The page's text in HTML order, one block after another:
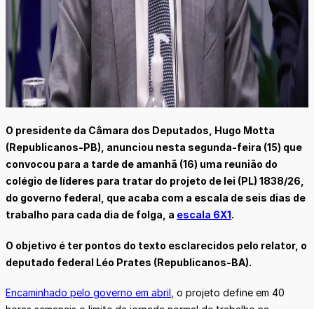
O presidente da Câmara dos Deputados, Hugo Motta
(Republicanos-PB), anunciou nesta segunda-feira (15) que
convocou para a tarde de amanhã (16) uma reunião do
colégio de líderes para tratar do projeto de lei (PL) 1838/26,
do governo federal, que acaba com a escala de seis dias de
trabalho para cada dia de folga, a escala 6X1.
O objetivo é ter pontos do texto esclarecidos pelo relator, o
deputado federal Léo Prates (Republicanos-BA).
Encaminhado pelo governo em abril , o projeto define em 40